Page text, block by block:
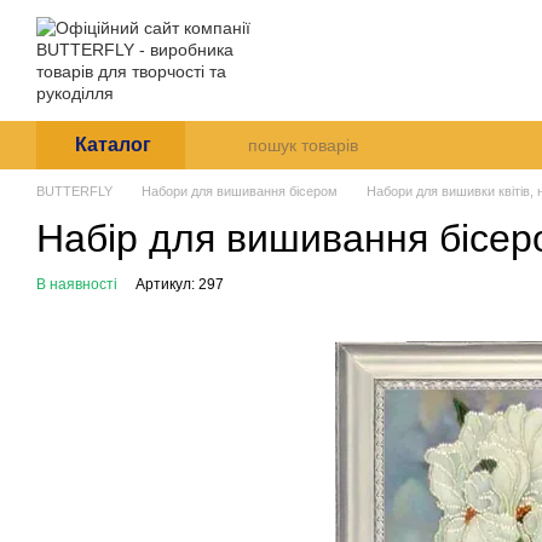
Перейти до основного контенту
Каталог
BUTTERFLY Набори для вишивання бісером Набори для вишивки квітів,
Набір для вишивання
В наявності Артикул: 297